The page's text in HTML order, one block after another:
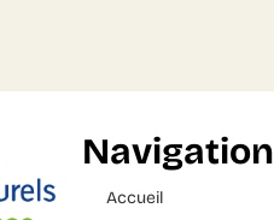
Navigation
Accueil